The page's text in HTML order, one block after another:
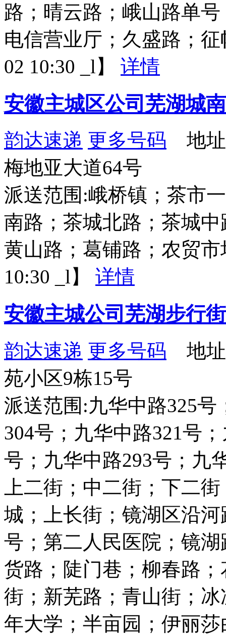
路；晴云路；峨山路单
电信营业厅；久盛路；
02 10:30 _l】 详情
安徽主城区公司芜湖城
韵达速递 更多号码 地址
梅地亚大道64号
派送范围:峨桥镇；茶市
南路；茶城北路；茶城
黄山路；葛铺路；农贸
10:30 _l】 详情
安徽主城公司芜湖步行
韵达速递 更多号码 地址
苑小区9栋15号
派送范围:九华中路325
304号；九华中路321号
号；九华中路293号；九
上二街；中二街；下二
城；上长街；镜湖区沿
号；第二人民医院；镜
货路；陡门巷；柳春路
街；新芜路；青山街；
年大学；半亩园；伊丽